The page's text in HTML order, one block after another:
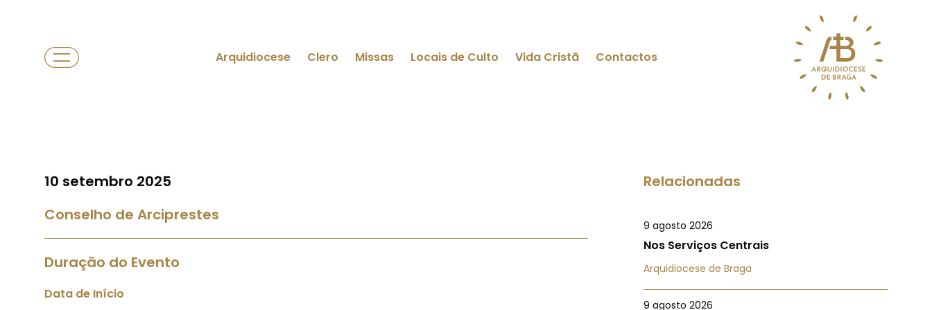
Arquidiocese Clero Missas Locais de Culto Vida Cristã Contactos
10 setembro 2025
Conselho de Arciprestes
Duração do Evento
Data de Início
Relacionadas
9 agosto 2026
Nos Serviços Centrais
Arquidiocese de Braga
9 agosto 2026